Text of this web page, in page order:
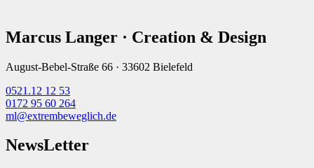
Marcus Langer · Creation & Design
August-Bebel-Straße 66 · 33602 Bielefeld
0521.12 12 53
0172 95 60 264
ml@extrembeweglich.de
NewsLetter